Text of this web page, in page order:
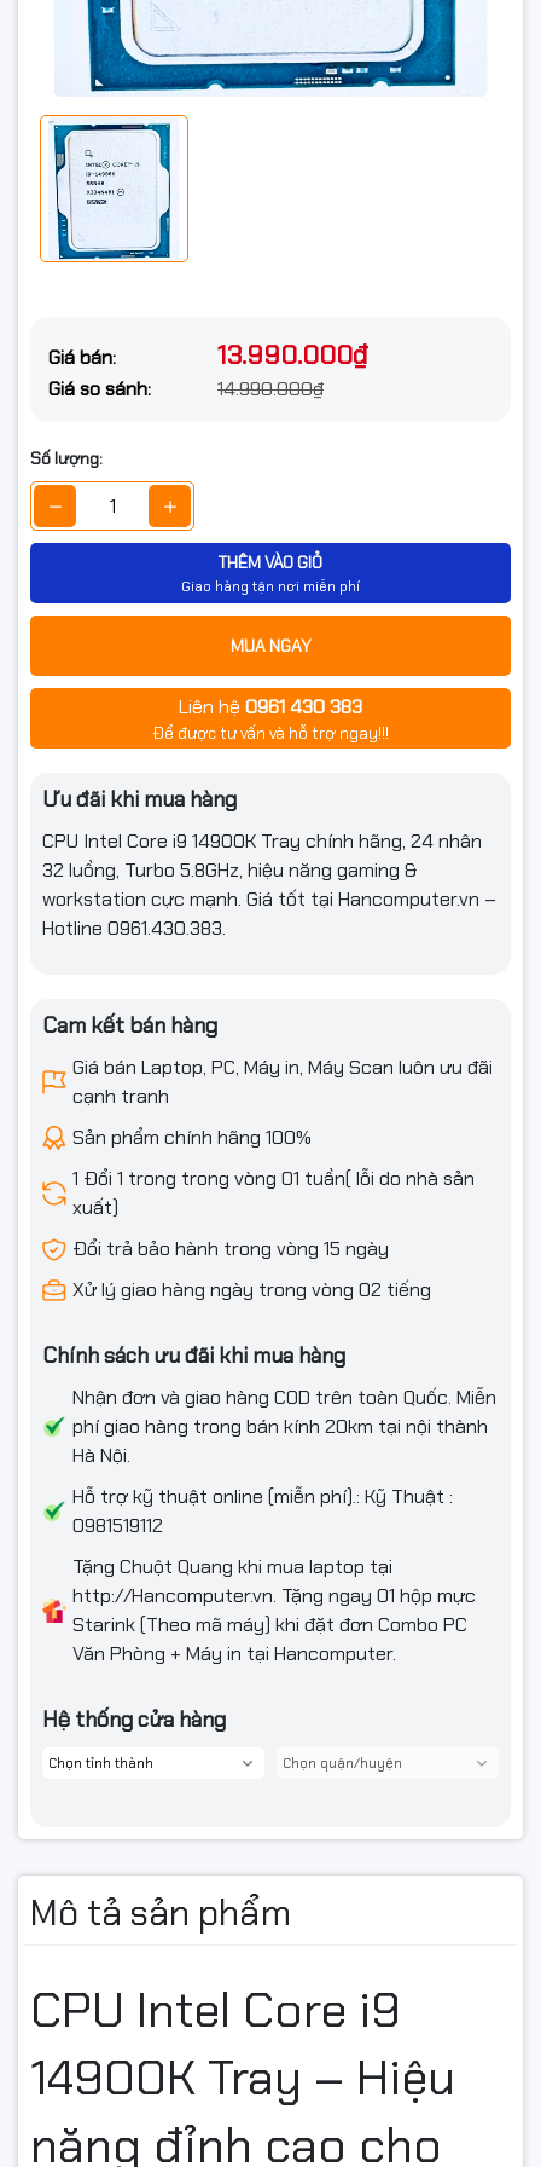
Giá bán: 13.990.000₫
Giá so sánh: 14.990.000₫
Số lượng:
THÊM VÀO GIỎ
Giao hàng tận nơi miễn phí
MUA NGAY
Liên hệ 0961 430 383
Để được tư vấn và hỗ trợ ngay!!!
Ưu đãi khi mua hàng
CPU Intel Core i9 14900K Tray chính hãng, 24 nhân
32 luồng, Turbo 5.8GHz, hiệu năng gaming &
workstation cực mạnh. Giá tốt tại Hancomputer.vn –
Hotline 0961.430.383.
Cam kết bán hàng
Giá bán Laptop, PC, Máy in, Máy Scan luôn ưu đãi
cạnh tranh
Sản phẩm chính hãng 100%
1 Đổi 1 trong trong vòng 01 tuần( lỗi do nhà sản
xuất)
Đổi trả bảo hành trong vòng 15 ngày
Xử lý giao hàng ngày trong vòng 02 tiếng
Chính sách ưu đãi khi mua hàng
Nhận đơn và giao hàng COD trên toàn Quốc. Miễn
phí giao hàng trong bán kính 20km tại nội thành
Hà Nội.
Hỗ trợ kỹ thuật online (miễn phí).: Kỹ Thuật :
0981519112
Tặng Chuột Quang khi mua laptop tại
http://Hancomputer.vn. Tặng ngay 01 hộp mực
Starink (Theo mã máy) khi đặt đơn Combo PC
Văn Phòng + Máy in tại Hancomputer.
Hệ thống cửa hàng
Mô tả sản phẩm
CPU Intel Core i9
14900K Tray – Hiệu
năng đỉnh cao cho